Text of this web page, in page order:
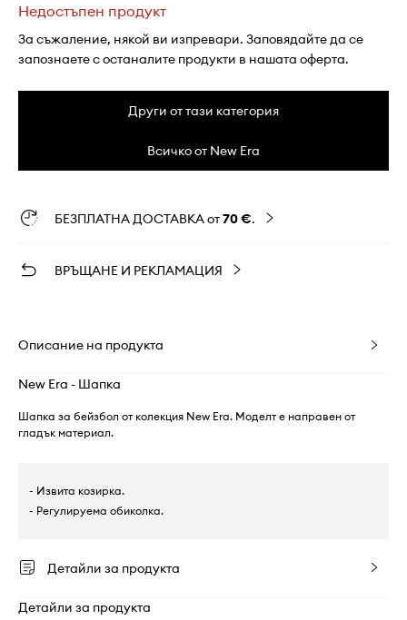
Недостъпен продукт
За съжаление, някой ви изпревари. Заповядайте да се
запознаете с останалите продукти в нашата оферта.
Други от тази категория
Всичко от New Era
БЕЗПЛАТНА ДОСТАВКА от70 €.
ВРЪЩАНЕ И РЕКЛАМАЦИЯ
Описание на продукта
New Era - Шапка
Шапка за бейзбол от колекция New Era. Моделт е направен от
гладък материал.
- Извита козирка.
- Регулируема обиколка.
Детайли за продукта
Детайли за продукта